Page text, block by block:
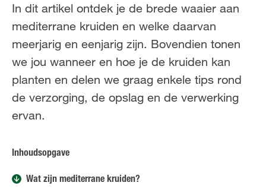
In dit artikel ontdek je de brede waaier aan
mediterrane kruiden en welke daarvan
meerjarig en eenjarig zijn. Bovendien tonen
we jou wanneer en hoe je de kruiden kan
planten en delen we graag enkele tips rond
de verzorging, de opslag en de verwerking
ervan.
Inhoudsopgave
Wat zijn mediterrane kruiden?